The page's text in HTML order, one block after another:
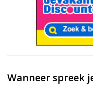
Wanneer spreek